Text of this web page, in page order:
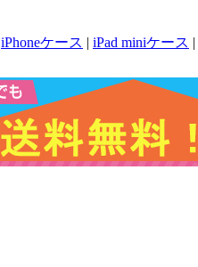
iPhoneケース | iPad miniケース |